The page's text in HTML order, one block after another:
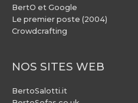
BertO et Google
Le premier poste (2004)
Crowdcrafting
NOS SITES WEB
BertoSalotti.it